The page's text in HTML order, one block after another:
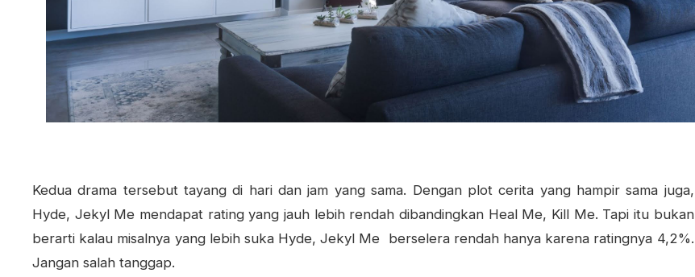
Kedua drama tersebut tayang di hari dan jam yang sama. Dengan plot cerita yang hampir sama juga,
Hyde, Jekyl Me mendapat rating yang jauh lebih rendah dibandingkan Heal Me, Kill Me. Tapi itu bukan
berarti kalau misalnya yang lebih suka Hyde, Jekyl Me berselera rendah hanya karena ratingnya 4,2%.
Jangan salah tanggap.